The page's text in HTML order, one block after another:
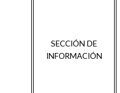
SECCIÓN DE
INFORMACIÓN